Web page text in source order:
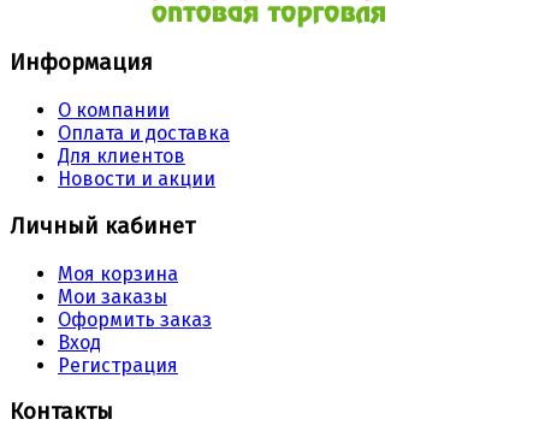
Информация
О компании
Оплата и доставка
Для клиентов
Новости и акции
Личный кабинет
Моя корзина
Мои заказы
Оформить заказ
Вход
Регистрация
Контакты